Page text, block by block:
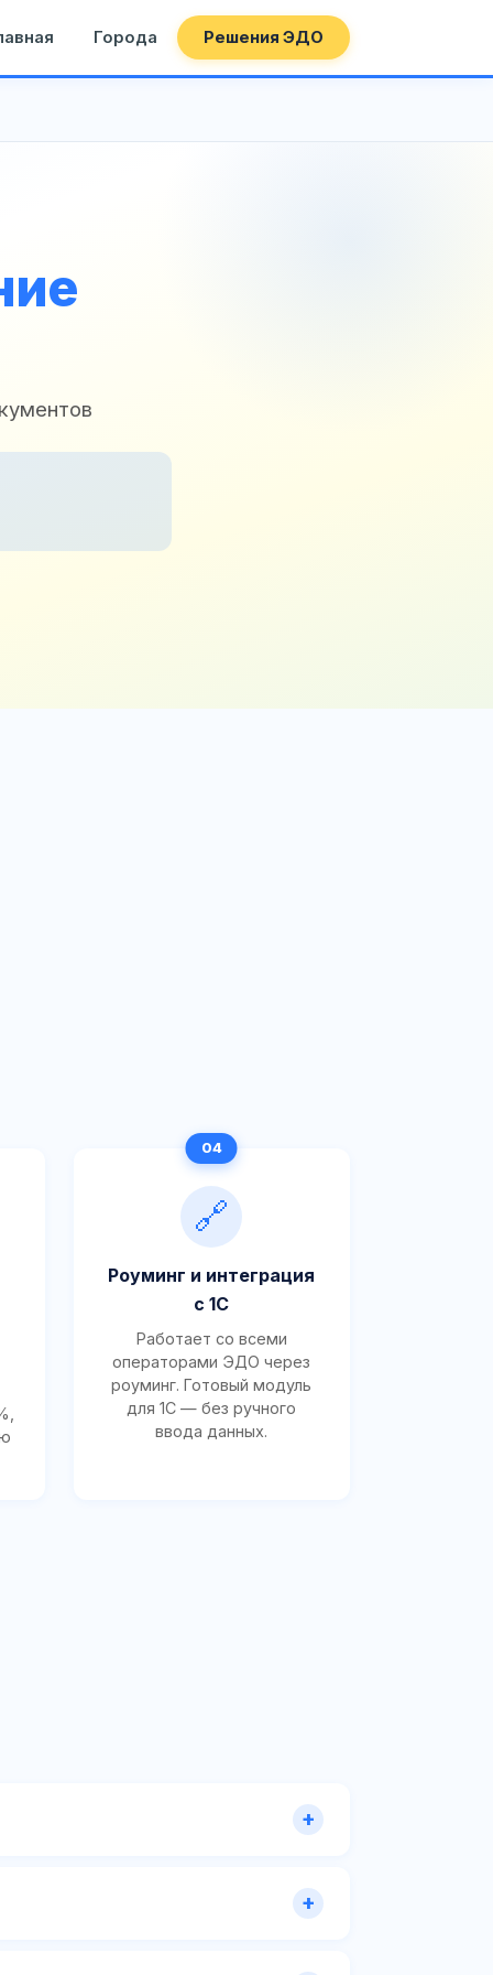
Города Решения ЭДО
🔗
Роуминг и интеграция
с 1С
Работает со всеми
операторами ЭДО через
роуминг. Готовый модуль
для 1С — без ручного
ввода данных.